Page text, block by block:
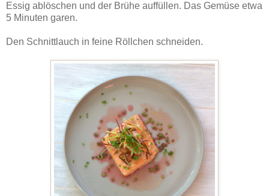
Essig ablöschen und der Brühe auffüllen. Das Gemüse etwa
5 Minuten garen.
Den Schnittlauch in feine Röllchen schneiden.